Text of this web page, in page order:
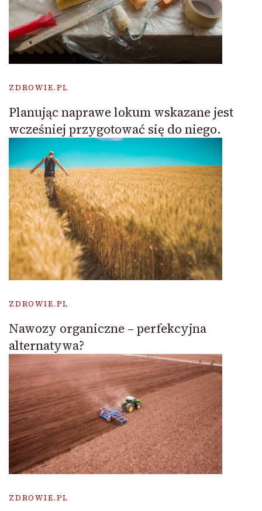
ZDROWIE.PL
Planując naprawe lokum wskazane jest
wcześniej przygotować się do niego.
ZDROWIE.PL
Nawozy organiczne – perfekcyjna
alternatywa?
ZDROWIE.PL